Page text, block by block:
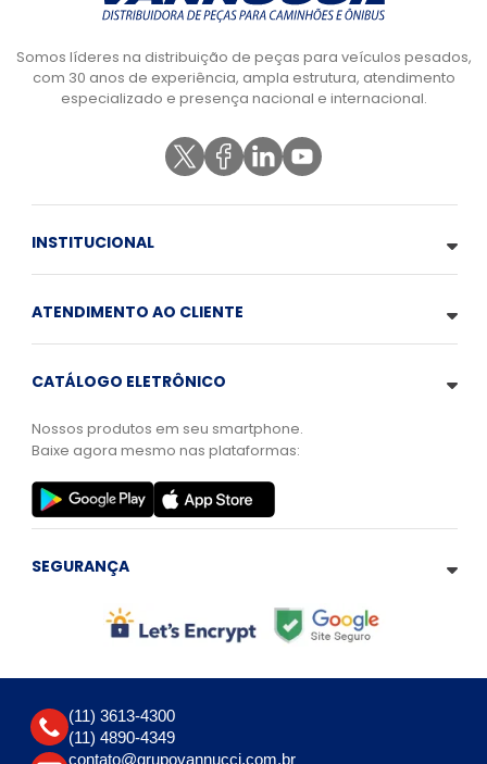
Somos líderes na distribuição de peças para veículos pesados,
com 30 anos de experiência, ampla estrutura, atendimento
especializado e presença nacional e internacional.
INSTITUCIONAL
ATENDIMENTO AO CLIENTE
CATÁLOGO ELETRÔNICO
Nossos produtos em seu smartphone.
Baixe agora mesmo nas plataformas:
SEGURANÇA
(11) 3613-4300
(11) 4890-4349
contato@grupovannucci.com.br